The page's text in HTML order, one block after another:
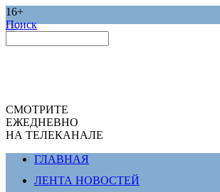
16+
Поиск
СМОТРИТЕ
ЕЖЕДНЕВНО
НА ТЕЛЕКАНАЛЕ
ГЛАВНАЯ
ЛЕНТА НОВОСТЕЙ